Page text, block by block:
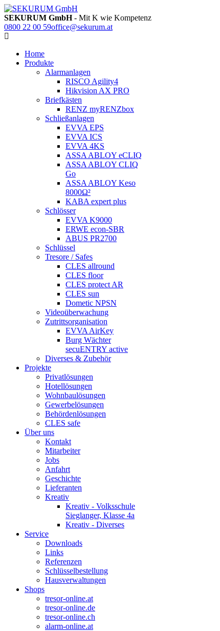
SEKURUM GmbH- Mit K wie Kompetenz
0800 22 00 59office@sekurum.at
Home
Produkte
Alarmanlagen
RISCO Agility4
Hikvision AX PRO
Briefkästen
RENZ myRENZbox
Schließanlagen
EVVA EPS
EVVA ICS
EVVA 4KS
ASSA ABLOY eCLIQ
ASSA ABLOY CLIQ
Go
ASSA ABLOY Keso
8000Ω²
KABA expert plus
Schlösser
EVVA K9000
ERWE econ-SBR
ABUS PR2700
Schlüssel
Tresore / Safes
CLES allround
CLES floor
CLES protect AR
CLES sun
Dometic NPSN
Videoüberwachung
Zutrittsorganisation
EVVA AirKey
Burg Wächter
secuENTRY active
Diverses & Zubehör
Projekte
Privatlösungen
Hotellösungen
Wohnbaulösungen
Gewerbelösungen
Behördenlösungen
CLES safe
Über uns
Kontakt
Mitarbeiter
Jobs
Anfahrt
Geschichte
Lieferanten
Kreativ
Kreativ - Volksschule
Sieglanger, Klasse 4a
Kreativ - Diverses
Service
Downloads
Links
Referenzen
Schlüsselbestellung
Hausverwaltungen
Shops
tresor-online.at
tresor-online.de
tresor-online.ch
alarm-online.at